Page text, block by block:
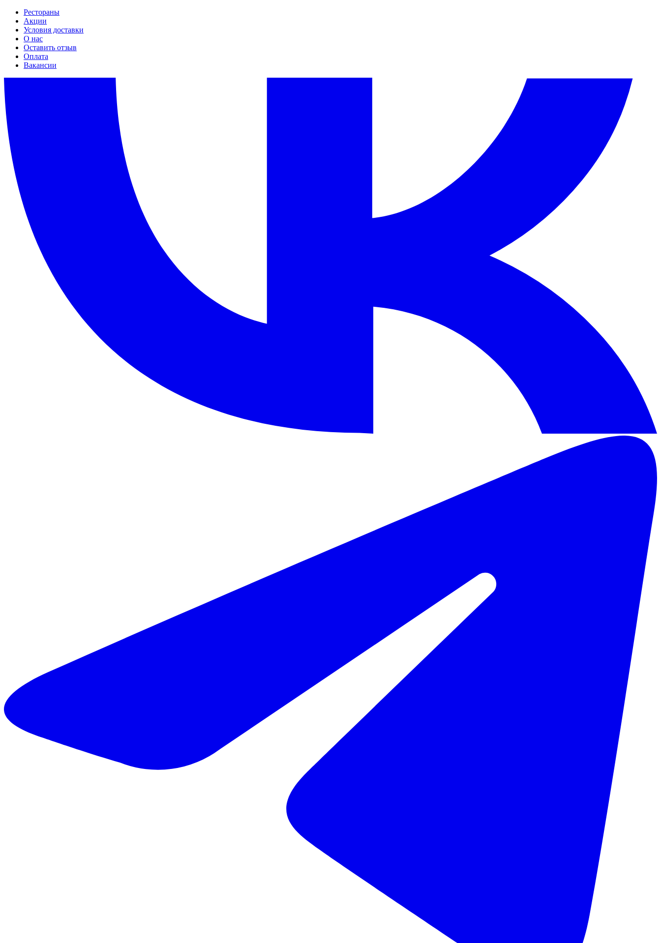
Рестораны
Акции
Условия доставки
О нас
Оставить отзыв
Оплата
Вакансии